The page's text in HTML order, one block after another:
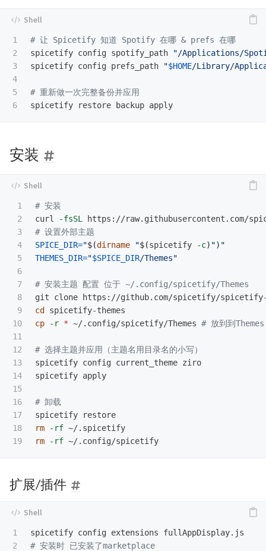
1
2
3
4
5
# 让 Spicetify 知道 Spotify 在哪 & prefs 在哪
spicetify config spotify_path
"/Applications/
spicetify config prefs_path
"$HOME/Library/
# 重新做一次完整备份并应用
安装
1
2
3
4
5
6
7
8
9
10
11
12
13
14
15
16
17
18
# 安装
curl
-fsSL
# 设置外部主题
SPICE_DIR="$(dirname "$(spicetify -c) ") "
THEMES_DIR="$SPICE_DIR/Themes"
# 安装主题 配置 位于 ~/.config/spicetify/Themes
cd
cp
-r * ~/.config/spicetify/Themes # 放到到Themes
# 选择主题并应用（主题名用目录名的小写）
spicetify config current_theme ziro
spicetify apply
# 卸载
rm
-rf
rm
-rf
扩展/插件
1
2
# 安装时 已安装了marketplace